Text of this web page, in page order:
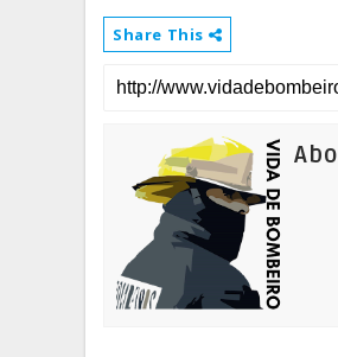
Share This